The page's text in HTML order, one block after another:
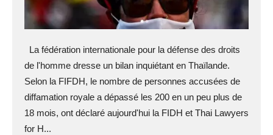
La fédération internationale pour la défense des droits
de l'homme dresse un bilan inquiétant en Thaïlande.
Selon la FIFDH, le nombre de personnes accusées de
diffamation royale a dépassé les 200 en un peu plus de
18 mois, ont déclaré aujourd'hui la FIDH et Thai Lawyers
for H...